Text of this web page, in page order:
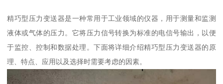
精巧型压力变送器是一种常用于工业领域的仪器，用于测量和监测
液体或气体的压力。它将压力信号转换为标准的电信号输出，以便
于监控、控制和数据处理。下面将详细介绍精巧型压力变送器的原
理、特点、应用以及选择时需要考虑的因素。